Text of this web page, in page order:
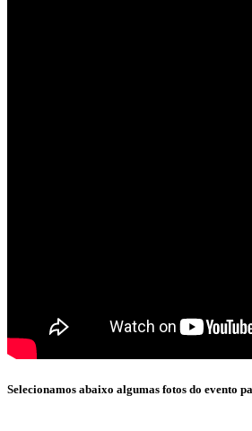
Selecionamos abaixo algumas fotos do evento